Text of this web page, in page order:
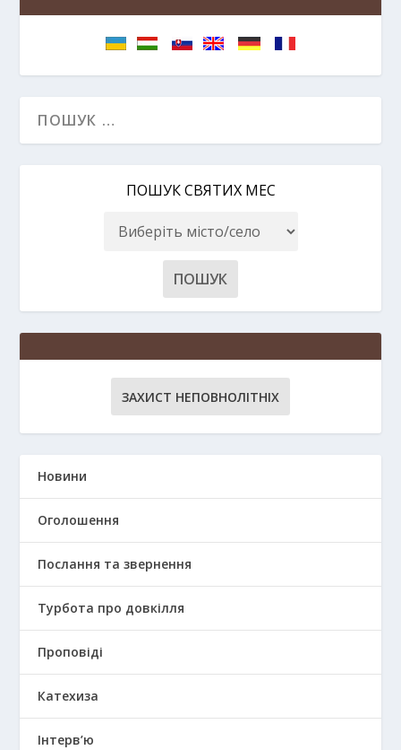
ПОШУК СВЯТИХ МЕС
ЗАХИСТ НЕПОВНОЛІТНІХ
Новини
Оголошення
Послання та звернення
Турбота про довкілля
Проповіді
Катехиза
Інтерв’ю